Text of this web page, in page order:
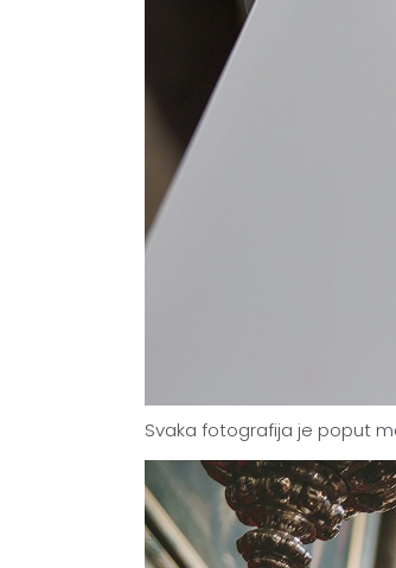
Svaka fotografija je poput